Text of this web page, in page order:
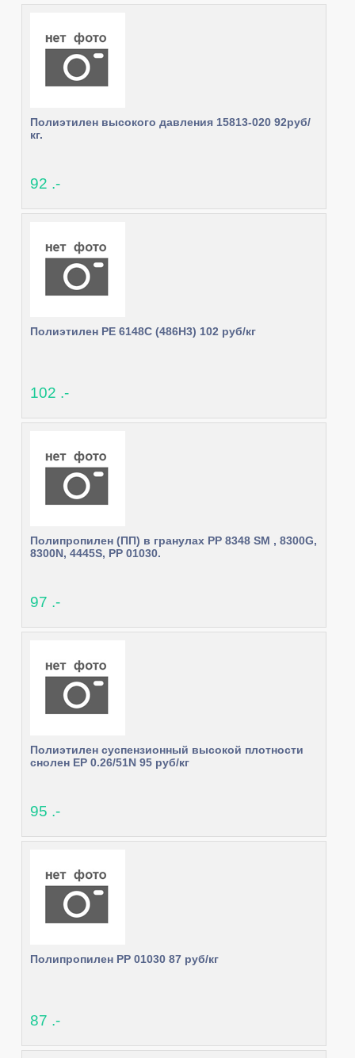
Полиэтилен высокого давления 15813-020 92руб/
кг.
92 .-
Полиэтилен PE 6148C (486H3) 102 руб/кг
102 .-
Полипропилен (ПП) в гранулах РР 8348 SM , 8300G,
8300N, 4445S, PP 01030.
97 .-
Полиэтилен суспензионный высокой плотности
снолен EP 0.26/51N 95 руб/кг
95 .-
Полипропилен PP 01030 87 руб/кг
87 .-